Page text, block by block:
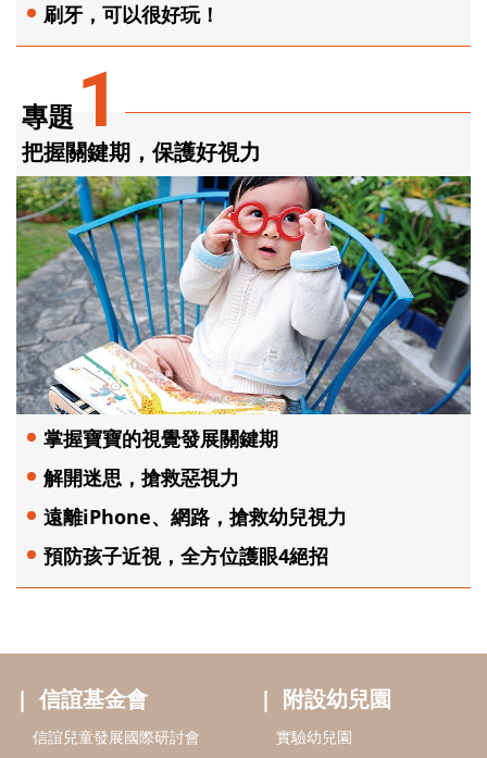
專題 1
把握關鍵期，保護好視力
掌握寶寶的視覺發展關鍵期
解開迷思，搶救惡視力
遠離iPhone、網路，搶救幼兒視力
預防孩子近視，全方位護眼4絕招
刷牙，可以很好玩！
信誼基金會
信誼兒童發展國際研討會
附設幼兒園
實驗幼兒園